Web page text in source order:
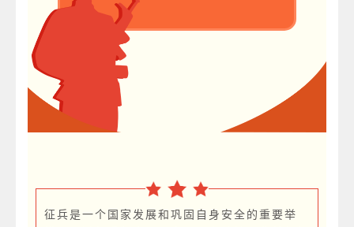
征兵是一个国家发展和巩固自身安全的重要举